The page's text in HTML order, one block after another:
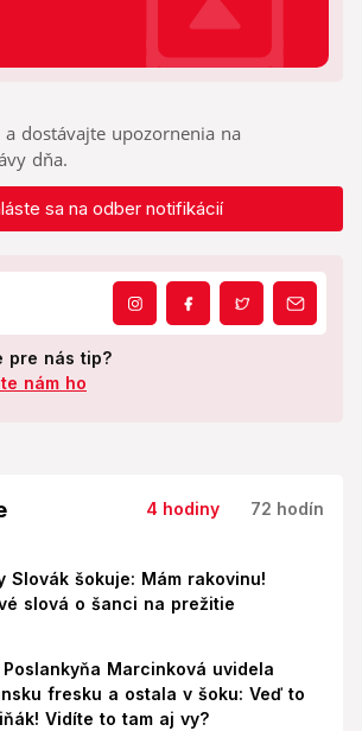
dostávajte upozornenia na
dňa.
sa na odber notifikácií
pre nás tip?
nám ho
4 hodiny 72 hodín
Slovák šokuje: Mám rakovinu!
slová o šanci na prežitie
Poslankyňa Marcinková uvidela
fresku a ostala v šoku: Veď to
Vidíte to tam aj vy?